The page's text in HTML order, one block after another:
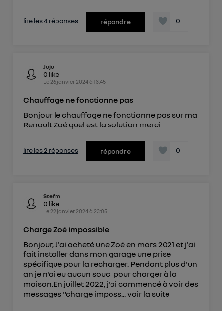
lire les 4 réponses répondre 0
Juju
0 like
Le 26 janvier 2024à 13:45
Chauffage ne fonctionne pas
Bonjour le chauffage ne fonctionne pas sur ma
Renault Zoé quel est la solution merci
lire les 2 réponses répondre 0
Stefm
0 like
Le 22 janvier 2024à 23:05
Charge Zoé impossible
Bonjour, J'ai acheté une Zoé en mars 2021 et j'ai
fait installer dans mon garage une prise
spécifique pour la recharger. Pendant plus d'un
an je n'ai eu aucun souci pour charger à la
maison.En juillet 2022, j'ai commencé à voir des
messages "charge imposs...voir la suite